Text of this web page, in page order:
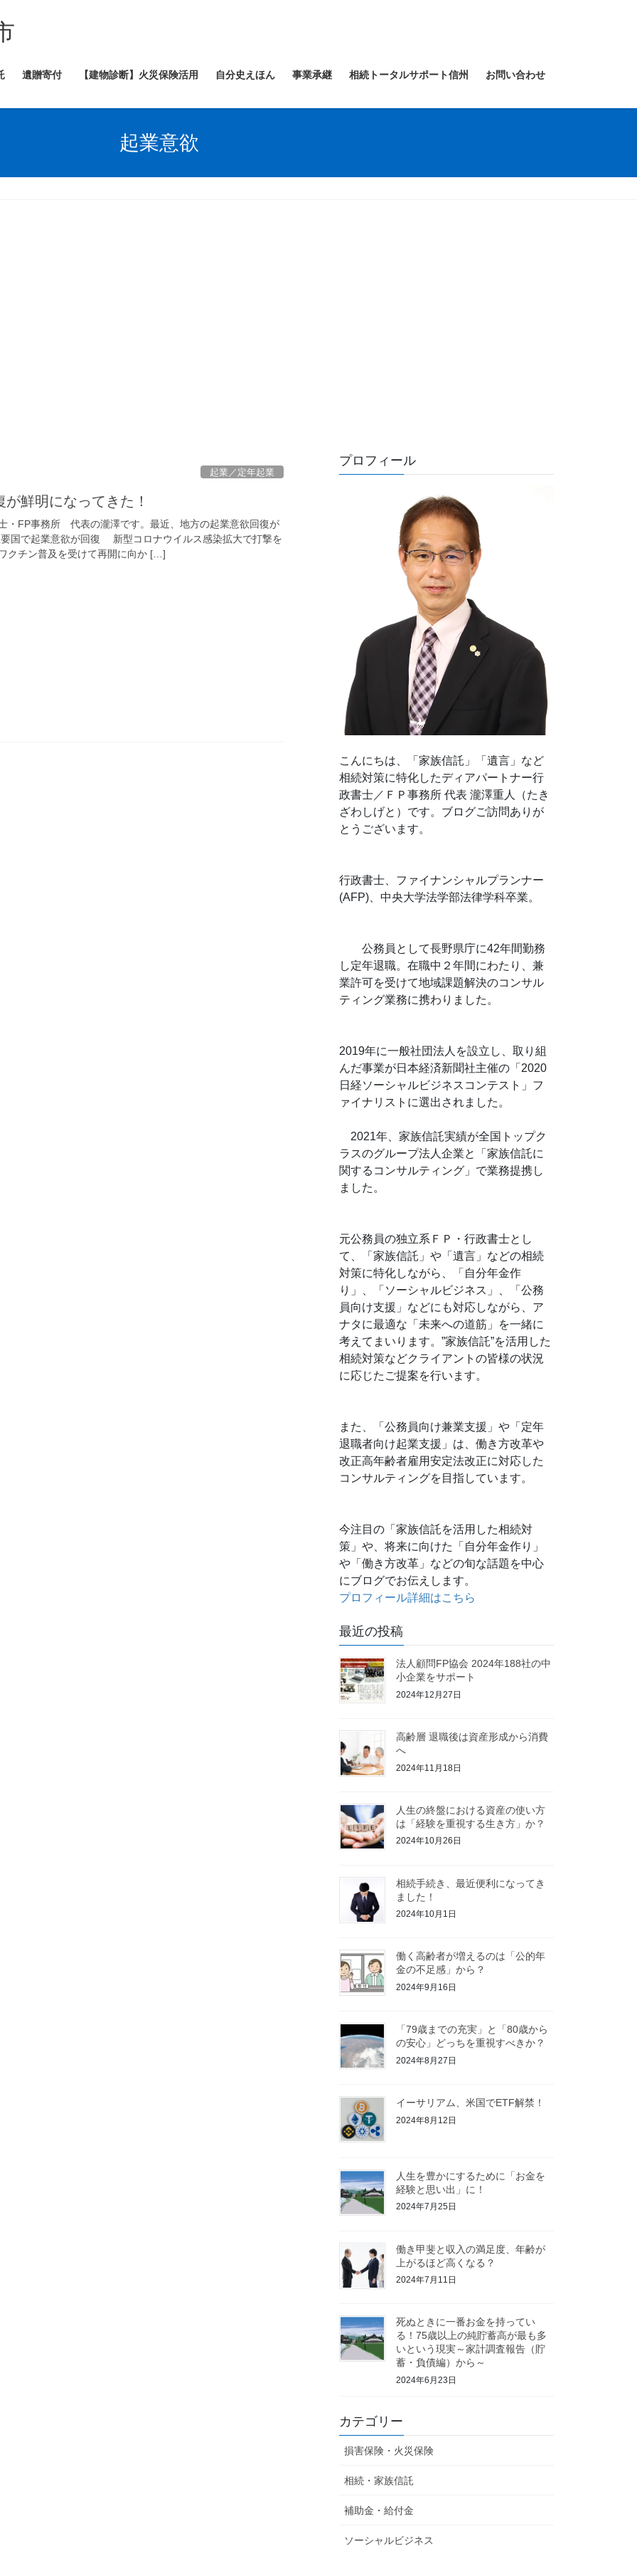
遺贈寄付 【建物診断】火災保険活用 自分史えほん 事業承継 相続トータルサポート信州 お問い合わせ
起業意欲
起業／定年起業
鮮明になってきた！
FP事務所 代表の瀧澤です。最近、地方の起業意欲回復が
国で起業意欲が回復 新型コロナウイルス感染拡大で打撃を
クチン普及を受けて再開に向か […]
プロフィール
こんにちは、「家族信託」「遺言」など
相続対策に特化したディアパートナー行
政書士／ＦＰ事務所 代表 瀧澤重人（たき
ざわしげと）です。ブログご訪問ありが
とうございます。
行政書士、ファイナンシャルプランナー
(AFP)、中央大学法学部法律学科卒業。
公務員として長野県庁に42年間勤務
し定年退職。在職中２年間にわたり、兼
業許可を受けて地域課題解決のコンサル
ティング業務に携わりました。
2019年に一般社団法人を設立し、取り組
んだ事業が日本経済新聞社主催の「2020
日経ソーシャルビジネスコンテスト」フ
ァイナリストに選出されました。
2021年、家族信託実績が全国トップク
ラスのグループ法人企業と「家族信託に
関するコンサルティング」で業務提携し
ました。
元公務員の独立系ＦＰ・行政書士とし
て、「家族信託」や「遺言」などの相続
対策に特化しながら、「自分年金作
り」、「ソーシャルビジネス」、「公務
員向け支援」などにも対応しながら、ア
ナタに最適な「未来への道筋」を一緒に
考えてまいります。”家族信託”を活用した
相続対策などクライアントの皆様の状況
に応じたご提案を行います。
また、「公務員向け兼業支援」や「定年
退職者向け起業支援」は、働き方改革や
改正高年齢者雇用安定法改正に対応した
コンサルティングを目指しています。
今注目の「家族信託を活用した相続対
策」や、将来に向けた「自分年金作り」
や「働き方改革」などの旬な話題を中心
にブログでお伝えします。
プロフィール詳細はこちら
最近の投稿
法人顧問FP協会 2024年188社の中
小企業をサポート
2024年12月27日
高齢層 退職後は資産形成から消費
へ
2024年11月18日
人生の終盤における資産の使い方
は「経験を重視する生き方」か？
2024年10月26日
相続手続き、最近便利になってき
ました！
2024年10月1日
働く高齢者が増えるのは「公的年
金の不足感」から？
2024年9月16日
「79歳までの充実」と「80歳から
の安心」どっちを重視すべきか？
2024年8月27日
イーサリアム、米国でETF解禁！
2024年8月12日
人生を豊かにするために「お金を
経験と思い出」に！
2024年7月25日
働き甲斐と収入の満足度、年齢が
上がるほど高くなる？
2024年7月11日
死ぬときに一番お金を持ってい
る！75歳以上の純貯蓄高が最も多
いという現実～家計調査報告（貯
蓄・負債編）から～
2024年6月23日
カテゴリー
損害保険・火災保険
相続・家族信託
補助金・給付金
ソーシャルビジネス